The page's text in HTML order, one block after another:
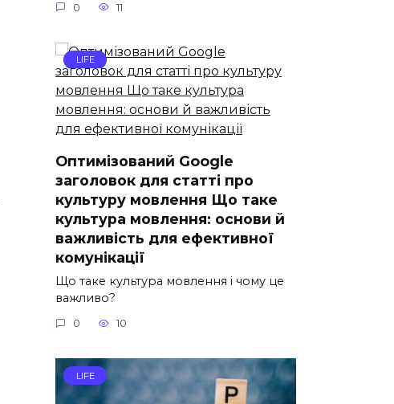
0 11
LIFE
Оптимізований Google
заголовок для статті про
культуру мовлення Що таке
культура мовлення: основи й
важливість для ефективної
комунікації
Що таке культура мовлення і чому це
важливо?
0 10
LIFE